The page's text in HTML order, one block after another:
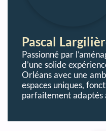
Pascal
Passionné par
d’une solide
Orléans avec une
espaces uniques,
parfaitement adaptés